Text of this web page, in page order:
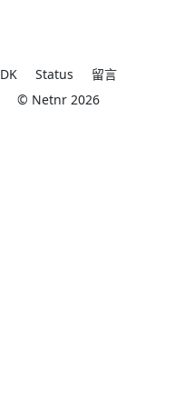
DK Status
留言
© Netnr 2026